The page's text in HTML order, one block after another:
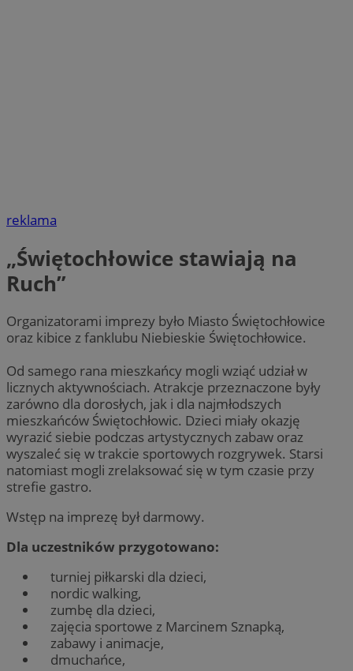
reklama
„Świętochłowice stawiają na
Ruch”
Organizatorami imprezy było Miasto Świętochłowice
oraz kibice z fanklubu Niebieskie Świętochłowice.
Od samego rana mieszkańcy mogli wziąć udział w
licznych aktywnościach. Atrakcje przeznaczone były
zarówno dla dorosłych, jak i dla najmłodszych
mieszkańców Świętochłowic. Dzieci miały okazję
wyrazić siebie podczas artystycznych zabaw oraz
wyszaleć się w trakcie sportowych rozgrywek. Starsi
natomiast mogli zrelaksować się w tym czasie przy
strefie gastro.
Wstęp na imprezę był darmowy.
Dla uczestników przygotowano:
turniej piłkarski dla dzieci,
nordic walking,
zumbę dla dzieci,
zajęcia sportowe z Marcinem Sznapką,
zabawy i animacje,
dmuchańce,